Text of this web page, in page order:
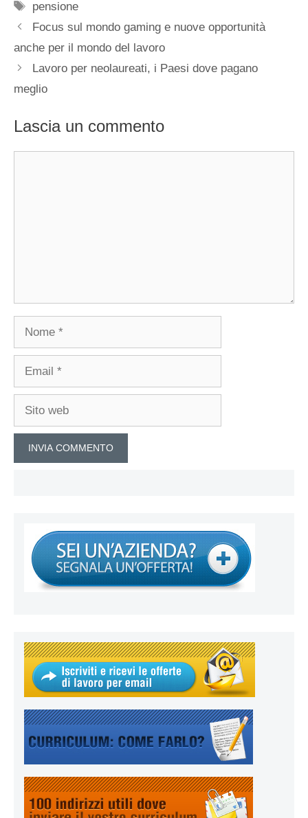
Tag
pensione
Focus sul mondo gaming e nuove opportunità
anche per il mondo del lavoro
Lavoro per neolaureati, i Paesi dove pagano
meglio
Lascia un commento
Nome
Email
Sito